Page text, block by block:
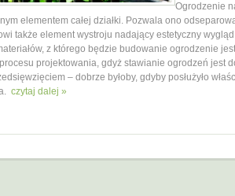
Ogrodzenie
elementem całej działki. Pozwala ono
także element wystroju nadający estetyczny wygląd
z którego będzie budowanie ogrodzenie
projektowania, gdyż stawianie ogrodzeń jest
– dobrze byłoby, gdyby posłużyło
czytaj dalej »